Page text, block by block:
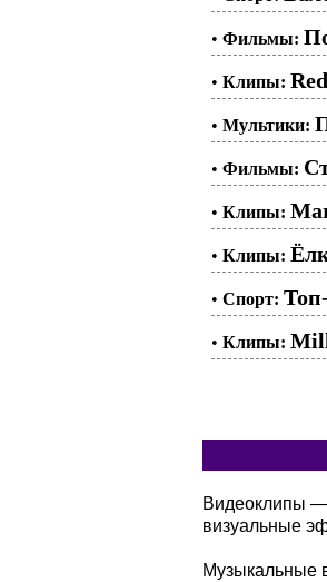
• Фильмы:
• Клипы:
• Мультики:
• Фильмы:
• Клипы:
• Клипы:
• Спорт:
• Клипы:
Видеоклипы —
визуальные
Музыкальные